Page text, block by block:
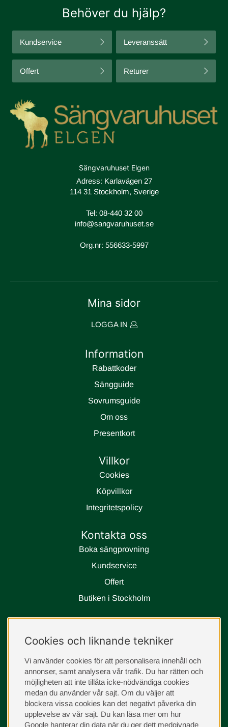
Behöver du hjälp?
Kundservice Leveranssätt
Offert Returer
Sängvaruhuset Elgen
Adress: Karlavägen 27
114 31 Stockholm, Sverige
Tel: 08-440 32 00
info@sangvaruhuset.se
Org.nr: 556633-5997
Mina sidor
LOGGA IN
Information
Rabattkoder
Sängguide
Sovrumsguide
Om oss
Presentkort
Villkor
Cookies
Köpvillkor
Integritetspolicy
Kontakta oss
Boka sängprovning
Kundservice
Offert
Butiken i Stockholm
instagram
Cookies och liknande tekniker
Vi använder cookies för att personalisera innehåll och
annonser, samt analysera vår trafik. Du har rätten och
möjligheten att inte tillåta icke-nödvändiga cookies
medan du använder vår sajt. Om du väljer att
blockera vissa cookies kan det negativt påverka din
upplevelse av vår sajt. Du kan läsa mer om hur
Google hanterar din data när du ger dett medgivnade